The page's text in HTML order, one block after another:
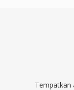
Tempatkan